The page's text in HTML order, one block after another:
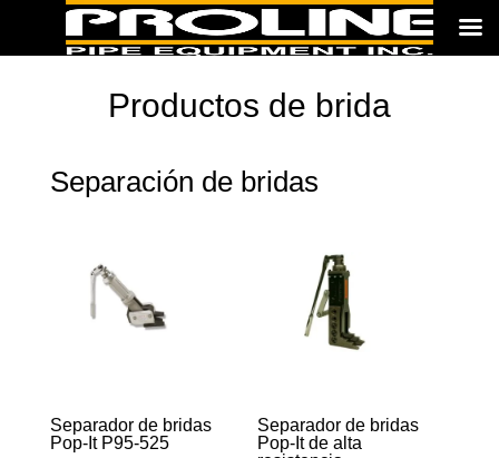
Productos de brida
Separación de bridas
Separador de bridas
Pop-It P95-525
Separador de bridas
Pop-It de alta